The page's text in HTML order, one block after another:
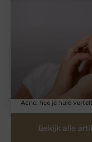
Acne: hoe je huid
Bekijk alle